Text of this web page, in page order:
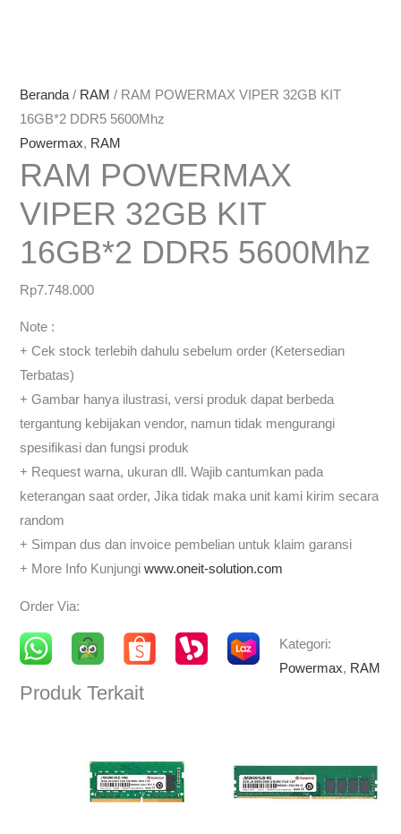
Beranda/ RAM / RAM POWERMAX VIPER 32GB KIT
16GB*2 DDR5 5600Mhz
Powermax, RAM
RAM POWERMAX
VIPER 32GB KIT
16GB*2 DDR5 5600Mhz
Rp7.748.000
Note :
+ Cek stock terlebih dahulu sebelum order (Ketersedian
Terbatas)
+ Gambar hanya ilustrasi, versi produk dapat berbeda
tergantung kebijakan vendor, namun tidak mengurangi
spesifikasi dan fungsi produk
+ Request warna, ukuran dll. Wajib cantumkan pada
keterangan saat order, Jika tidak maka unit kami kirim secara
random
+ Simpan dus dan invoice pembelian untuk klaim garansi
+ More Info Kunjungiwww.oneit-solution.com
Order Via:
Kategori:
Powermax, RAM
Produk Terkait